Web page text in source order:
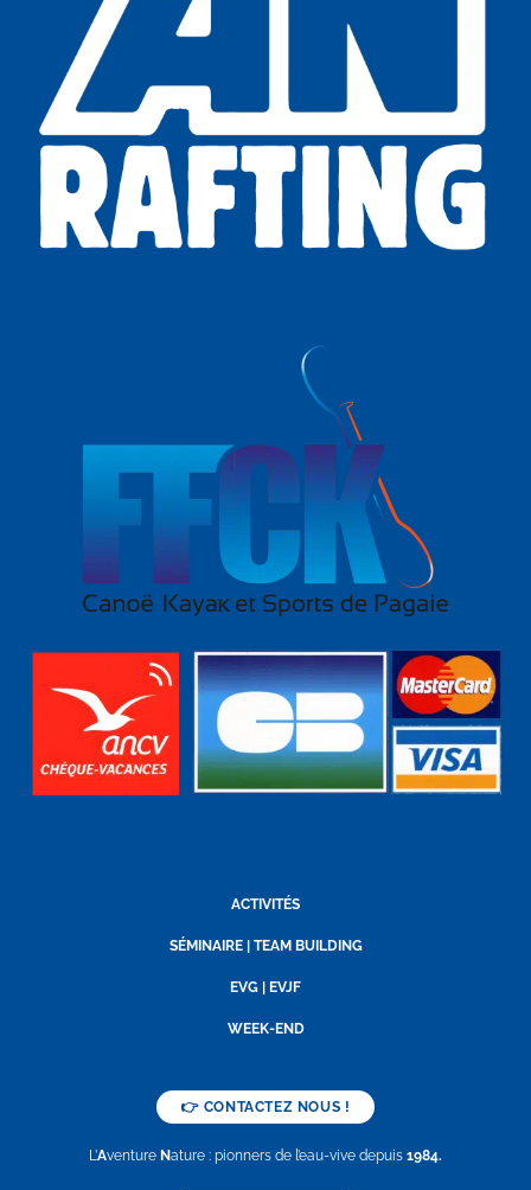
ACTIVITÉS
SÉMINAIRE | TEAM BUILDING
EVG | EVJF
WEEK-END
👉 CONTACTEZ NOUS !
L’Aventure Nature : pionners de l’eau-vive depuis 1984.